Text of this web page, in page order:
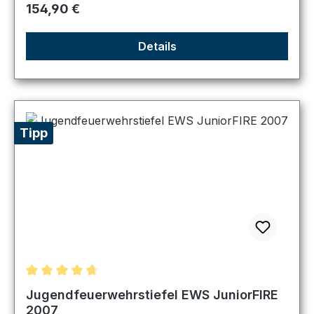
Regulärer Preis:
154,90 €
Details
Tipp
Durchschnittliche Bewertung von 4.67 von 5 Sternen
Jugendfeuerwehrstiefel EWS JuniorFIRE
2007